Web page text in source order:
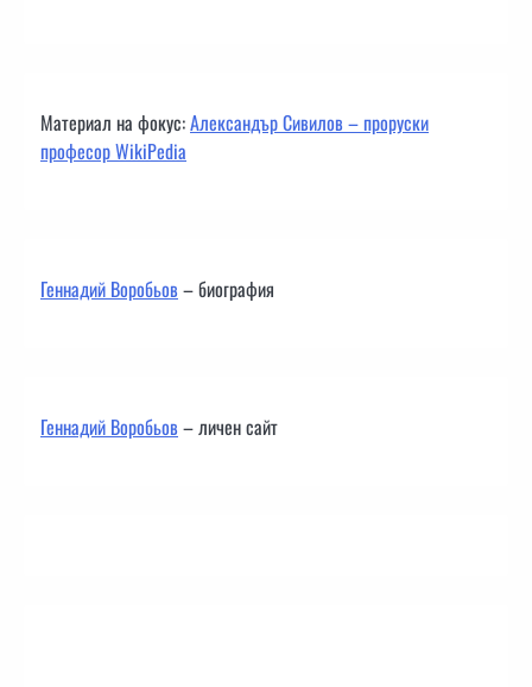
Материал на фокус:Александър Сивилов – проруски
професор WikiPedia
Геннадий Воробьов– биография
Геннадий Воробьов– личен сайт